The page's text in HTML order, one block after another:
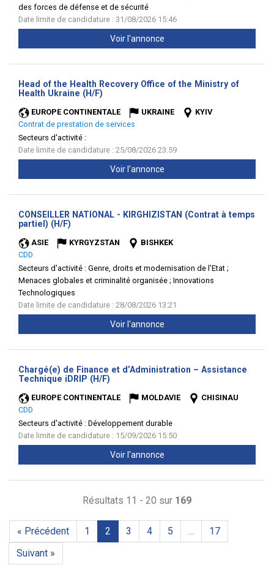
des forces de défense et de sécurité
Date limite de candidature : 31/08/2026 15:46
Voir l'annonce
Head of the Health Recovery Office of the Ministry of
Health Ukraine (H/F)
EUROPE CONTINENTALE UKRAINE
KYIV
Contrat de prestation de services
Secteurs d'activité :
Date limite de candidature : 25/08/2026 23:59
Voir l'annonce
CONSEILLER NATIONAL - KIRGHIZISTAN (Contrat à temps
partiel) (H/F)
ASIE KYRGYZSTAN
BISHKEK
CDD
Secteurs d'activité : Genre, droits et modernisation de l'Etat ;
Menaces globales et criminalité organisée ; Innovations
Technologiques
Date limite de candidature : 28/08/2026 13:21
Voir l'annonce
Chargé(e) de Finance et d’Administration – Assistance
Technique iDRIP (H/F)
EUROPE CONTINENTALE MOLDAVIE
CHISINAU
CDD
Secteurs d'activité : Développement durable
Date limite de candidature : 15/09/2026 15:50
Voir l'annonce
Résultats 11 - 20 sur 169
« Précédent 1 2 3 4 5 ...
17
Suivant »